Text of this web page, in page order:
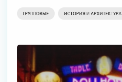
ГРУППОВЫЕ ИСТОРИЯ И АРХИТЕКТУРА